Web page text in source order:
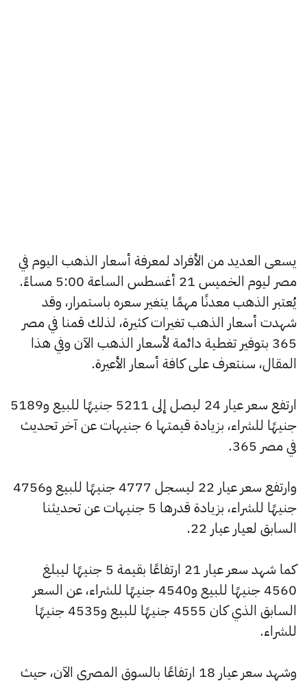
يسعى العديد من الأفراد لمعرفة أسعار الذهب اليوم في
مصر ليوم الخميس 21 أغسطس الساعة 5:00 مساءً.
يُعتبر الذهب معدنًا مهمًا يتغير سعره باستمرار، وقد
شهدت أسعار الذهب تغيرات كثيرة، لذلك قمنا في مصر
365 بتوفير تغطية دائمة لأسعار الذهب الآن وفي هذا
المقال، سنتعرف على كافة أسعار الأعيرة.
ارتفع سعر عيار 24 ليصل إلى 5211 جنيهًا للبيع و5189
جنيهًا للشراء، بزيادة قيمتها 6 جنيهات عن آخر تحديث
في مصر 365.
وارتفع سعر عيار 22 ليسجل 4777 جنيهًا للبيع و4756
جنيهًا للشراء، بزيادة قدرها 5 جنيهات عن تحديثنا
السابق لعيار عيار 22.
كما شهد سعر عيار 21 ارتفاعًا بقيمة 5 جنيهًا ليبلغ
4560 جنيهًا للبيع و4540 جنيهًا للشراء، عن السعر
السابق الذي كان 4555 جنيهًا للبيع و4535 جنيهًا
للشراء.
وشهد سعر عيار 18 ارتفاعًا بالسوق المصري الآن، حيث